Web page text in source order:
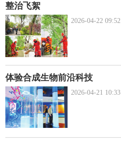
整治飞絮
2026-04-22 09:52
体验合成生物前沿科技
2026-04-21 10:33